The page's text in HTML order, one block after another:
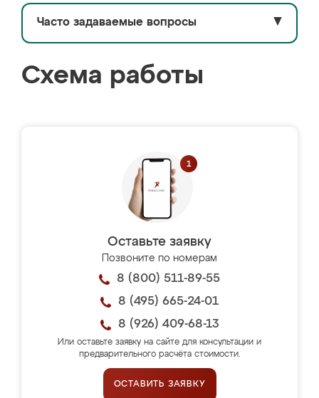
Часто задаваемые вопросы ▼
Схема работы
Оставьте заявку
Позвоните по номерам
8 (800) 511-89-55
8 (495) 665-24-01
8 (926) 409-68-13
Или оставьте заявку на сайте для консультации и
предварительного расчёта стоимости.
ОСТАВИТЬ ЗАЯВКУ